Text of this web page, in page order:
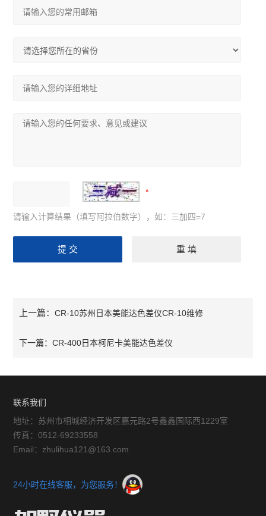
请输入计算结果（填写阿拉伯数字），如：三加四=7
上一篇：CR-10苏州日本美能达色差仪CR-10维修
下一篇：CR-400日本柯尼卡美能达色差仪
联系我们
地址：苏州市相城经济开发区嘉元路2号鑫鑫国际西1229室
传真：0512-69233558
Email：zhulihua121@163.com
24小时在线客服，为您服务！